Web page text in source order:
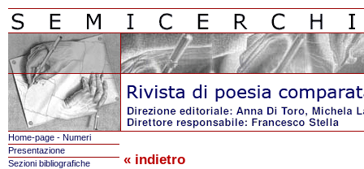
Home-page - Numeri
Presentazione
Sezioni bibliografiche
« indietro